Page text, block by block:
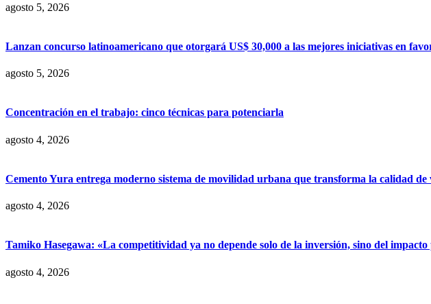
agosto 5, 2026
Lanzan concurso latinoamericano que otorgará US$ 30,000 a las mejores iniciativas en
agosto 5, 2026
Concentración en el trabajo: cinco técnicas para potenciarla
agosto 4, 2026
Cemento Yura entrega moderno sistema de movilidad urbana que transforma la calidad de
agosto 4, 2026
Tamiko Hasegawa: «La competitividad ya no depende solo de la inversión, sino del
agosto 4, 2026